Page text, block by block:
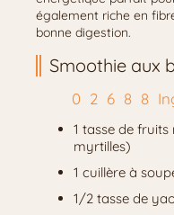
également riche en
bonne digestion.
Smoothie aux
1 tasse de
myrtilles)
1 cuillère à
1/2 tasse de